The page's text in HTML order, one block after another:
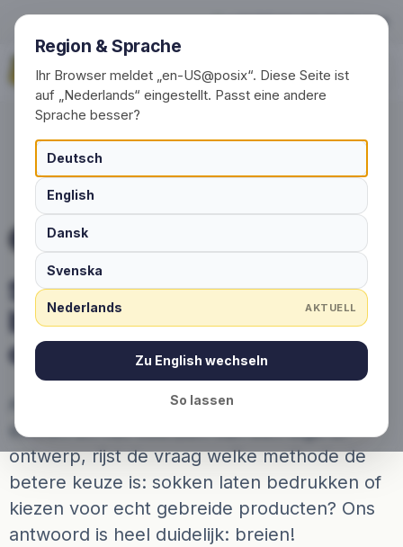
Sokken bedrukken of laten
Region & Sprache
Ihr Browser meldet „en-US@posix“. Diese Seite ist
auf „Nederlands“ eingestellt. Passt eine andere
Sprache besser?
Deutsch
English
Dansk
Svenska
Nederlands AKTUELL
Zu English wechseln
So lassen
+49 (0) 30 / 20 23 68 91-0
Vraag nu aan
SOKKEN MET LOGO
Sokken bedrukken of laten
breien? Wij hebben het
antwoord
Als het gaat om het personaliseren van
sokken en het voorzien van een logo of
ontwerp, rijst de vraag welke methode de
betere keuze is: sokken laten bedrukken of
kiezen voor echt gebreide producten? Ons
antwoord is heel duidelijk: breien!